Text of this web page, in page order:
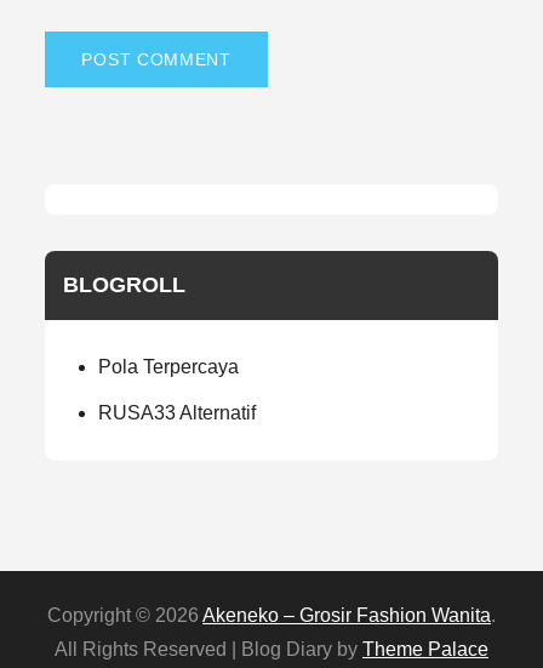
BLOGROLL
Pola Terpercaya
RUSA33 Alternatif
Copyright © 2026 Akeneko – Grosir Fashion Wanita.
All Rights Reserved | Blog Diary by Theme Palace